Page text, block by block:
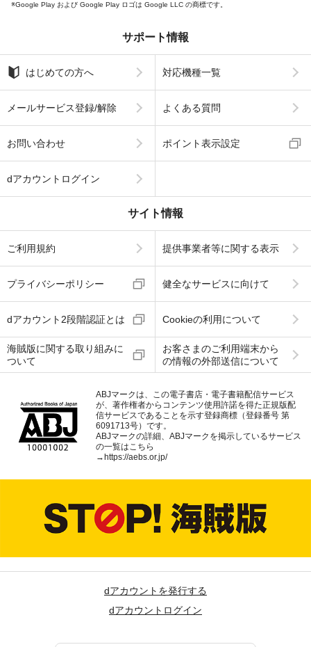
Google Play および Google Play ロゴは Google LLC の商標です。
サポート情報
はじめての方へ 対応機種一覧
メールサービス登録/解除 よくある質問
お問い合わせ ポイント表示設定
dアカウントログイン
サイト情報
ご利用規約 提供事業者等に関する表示
プライバシーポリシー 健全なサービスに向けて
dアカウント2段階認証とは Cookieの利用について
海賊版に関する取り組みに
ついて
お客さまのご利用端末から
の情報の外部送信について
ABJマークは、この電子書店・電子書籍配信サービス
が、著作権者からコンテンツ使用許諾を得た正規版配
信サービスであることを示す登録商標（登録番号 第
6091713号）です。
ABJマークの詳細、ABJマークを掲示しているサービス
の一覧はこちら
→ https://aebs.or.jp/
dアカウントを発行する
dアカウントログイン